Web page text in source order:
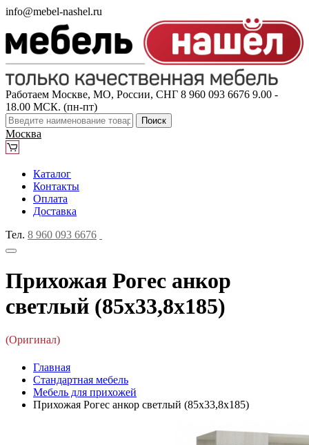
info@mebel-nashel.ru
Работаем Москве, МО, России, СНГ 8 960 093 6676 9.00 -
18.00 МСК. (пн-пт)
Поиск
Москва
Каталог
Контакты
Оплата
Доставка
Тел. 8 960 093 6676
Прихожая Рогес анкор
светлый (85x33,8x185)
(Оригинал)
Главная
Стандартная мебель
Мебель для прихожей
Прихожая Рогес анкор светлый (85x33,8x185)